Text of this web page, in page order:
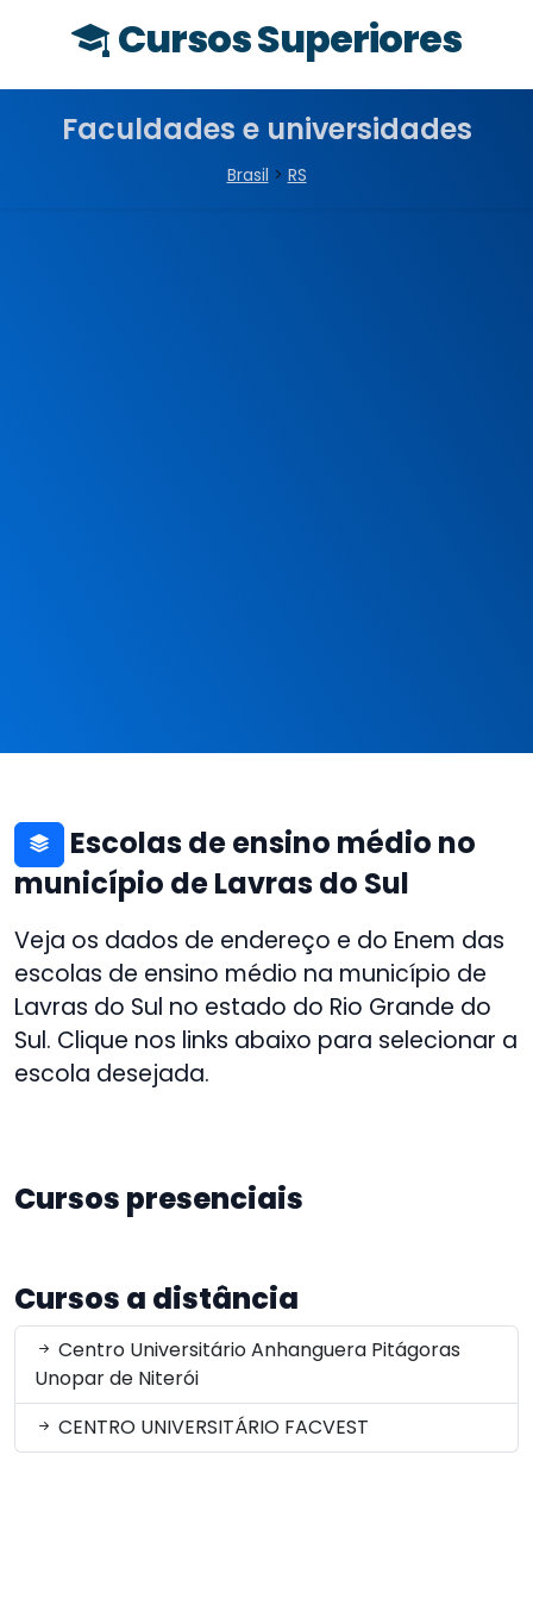
Cursos Superiores
Faculdades e universidades
Brasil > RS
Escolas de ensino médio no
município de Lavras do Sul
Veja os dados de endereço e do Enem das
escolas de ensino médio na município de
Lavras do Sul no estado do Rio Grande do
Sul. Clique nos links abaixo para selecionar a
escola desejada.
Cursos presenciais
Cursos a distância
Centro Universitário Anhanguera Pitágoras
Unopar de Niterói
CENTRO UNIVERSITÁRIO FACVEST